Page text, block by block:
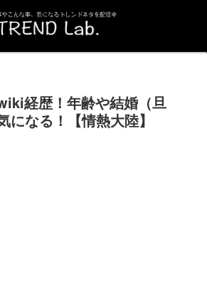
経歴！年齢や結婚（旦
になる！【情熱大陸】